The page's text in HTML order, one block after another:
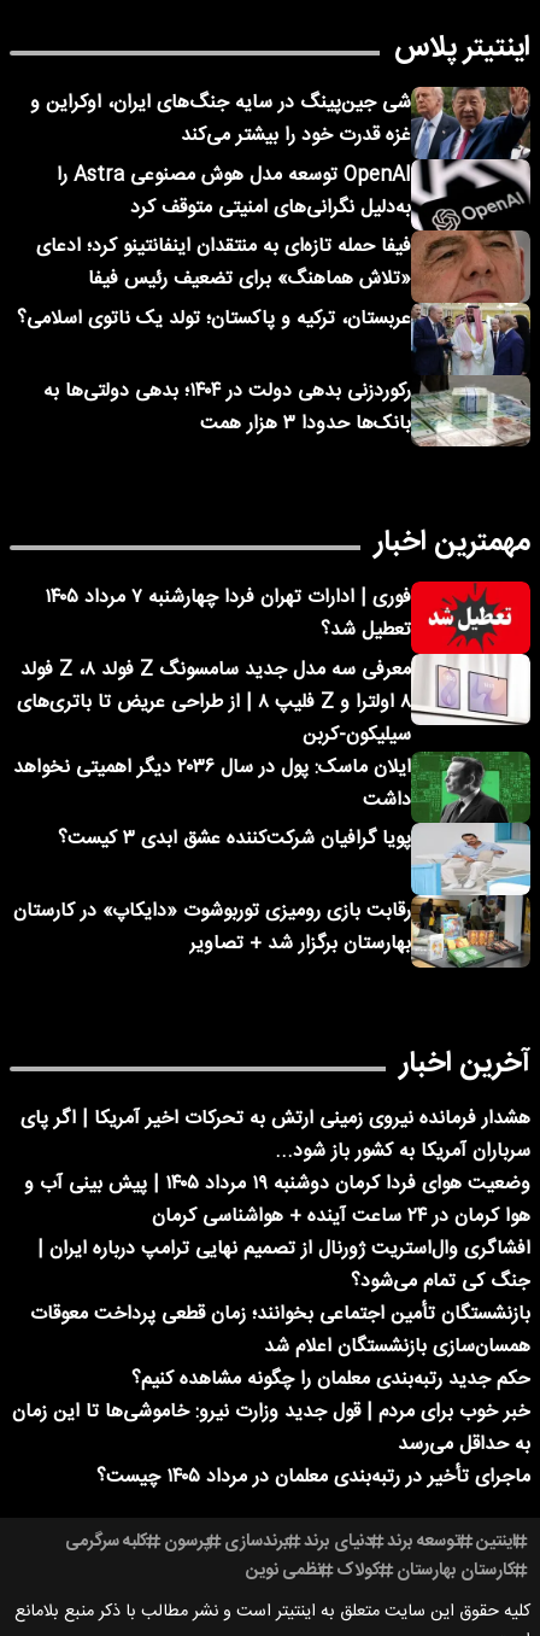
اینتیتر پلاس
شی جین‌پینگ در سایه جنگ‌های ایران، اوکراین و
غزه قدرت خود را بیشتر می‌کند
OpenAI توسعه مدل هوش مصنوعی Astra را
به‌دلیل نگرانی‌های امنیتی متوقف کرد
فیفا حمله تازه‌ای به منتقدان اینفانتینو کرد؛ ادعای
«تلاش هماهنگ» برای تضعیف رئیس فیفا
عربستان، ترکیه و پاکستان؛ تولد یک ناتوی اسلامی؟
رکوردزنی بدهی دولت در ۱۴۰۴؛ بدهی دولتی‌ها به
بانک‌ها حدودا ۳ هزار همت
مهمترین اخبار
فوری | ادارات تهران فردا چهارشنبه ۷ مرداد ۱۴۰۵
تعطیل شد؟
معرفی سه مدل جدید سامسونگ Z فولد ۸، Z فولد
۸ اولترا و Z فلیپ ۸ | از طراحی عریض تا باتری‌های
سیلیکون-کربن
ایلان ماسک: پول در سال ۲۰۳۶ دیگر اهمیتی نخواهد
داشت
پویا گرافیان شرکت‌کننده عشق ابدی ۳ کیست؟
رقابت بازی رومیزی توربوشوت «دایکاپ» در کارستان
بهارستان برگزار شد + تصاویر
آخرین اخبار
هشدار فرمانده نیروی زمینی ارتش به تحرکات اخیر آمریکا | اگر پای
سرباران آمریکا به کشور باز شود...
وضعیت هوای فردا کرمان دوشنبه ۱۹ مرداد ۱۴۰۵ | پیش بینی آب و
هوا کرمان در ۲۴ ساعت آینده + هواشناسی کرمان
افشاگری وال‌استریت ژورنال از تصمیم نهایی ترامپ درباره ایران |
جنگ کی تمام می‌شود؟
بازنشستگان تأمین اجتماعی بخوانند؛ زمان قطعی پرداخت معوقات
همسان‌سازی بازنشستگان اعلام شد
حکم جدید رتبه‌بندی معلمان را چگونه مشاهده کنیم؟
خبر خوب برای مردم | قول جدید وزارت نیرو: خاموشی‌ها تا این زمان
به حداقل می‌رسد
ماجرای تأخیر در رتبه‌بندی معلمان در مرداد ۱۴۰۵ چیست؟
اینتین توسعه برند دنیای برند برندسازی پرسون کلبه سرگرمی
کارستان بهارستان کولاک نظمی نوین
کلیه حقوق این سایت متعلق به اینتیتر است و نشر مطالب با ذکر منبع بلامانع